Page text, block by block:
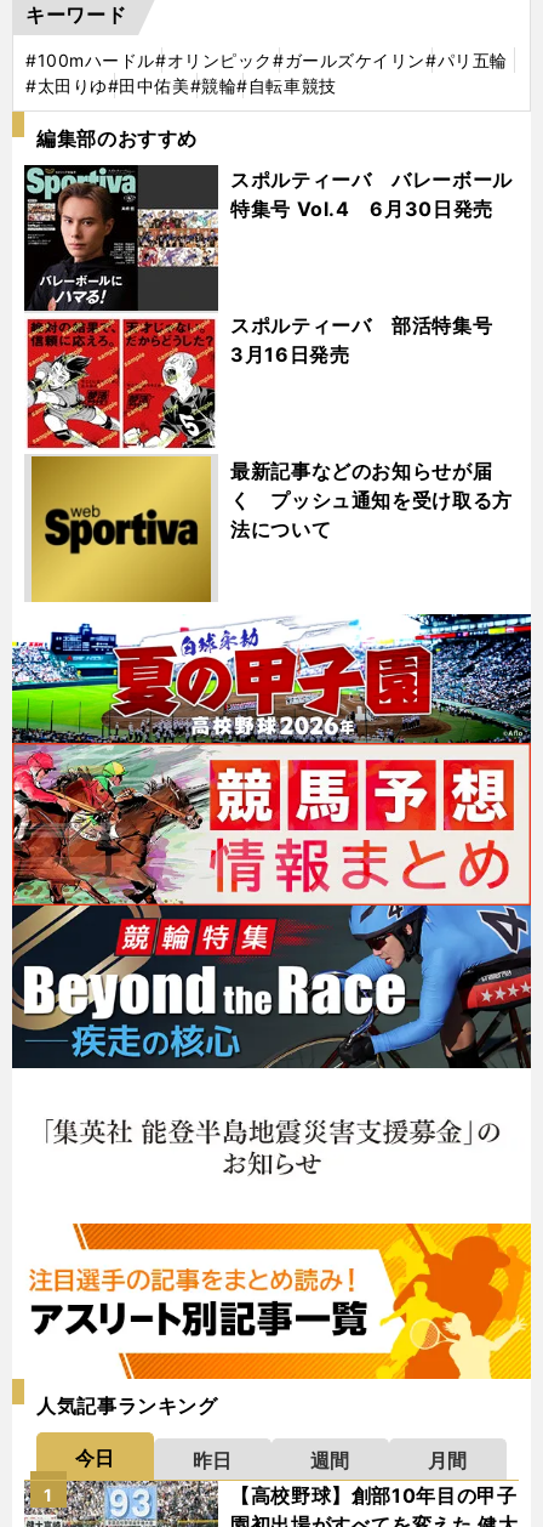
キーワード
#100mハードル#オリンピック#ガールズケイリン#パリ五輪
#太田りゆ#田中佑美#競輪#自転車競技
編集部のおすすめ
スポルティーバ バレーボール
特集号 Vol.4 6月30日発売
スポルティーバ 部活特集号
3月16日発売
最新記事などのお知らせが届
く プッシュ通知を受け取る方
法について
人気記事ランキング
今日 昨日 週間
月間
【高校野球】創部10年目の甲子
1